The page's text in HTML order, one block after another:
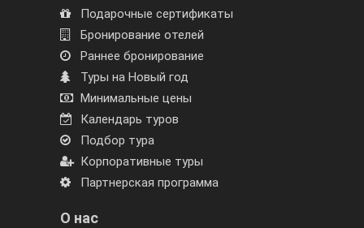
Подарочные сертификаты
Бронирование отелей
Раннее бронирование
Туры на Новый год
Минимальные цены
Календарь туров
Подбор тура
Корпоративные туры
Партнерская программа
О нас